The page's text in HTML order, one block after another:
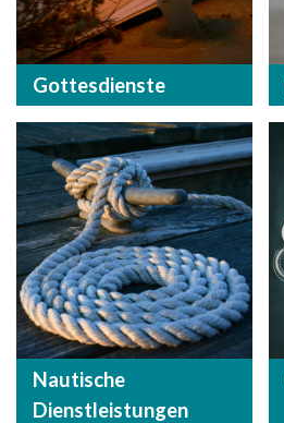
Gottesdienste
Nautische
Dienstleistungen